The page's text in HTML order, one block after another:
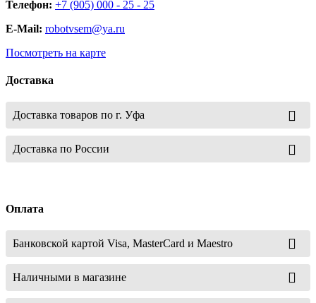
Телефон: +7 (905) 000 - 25 - 25
E-Mail: robotvsem@ya.ru
Посмотреть на карте
Доставка
Доставка товаров по г. Уфа
Доставка по России
Оплата
Банковской картой Visa, MasterCard и Maestro
Наличными в магазине